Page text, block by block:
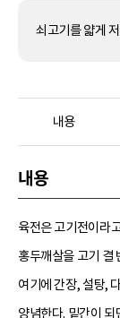
쇠고기를 얇게
내용
내용
육전은 고기전이라
홍두깨살을 고기 결
여기에 간장, 설탕,
양념한다. 밑간이